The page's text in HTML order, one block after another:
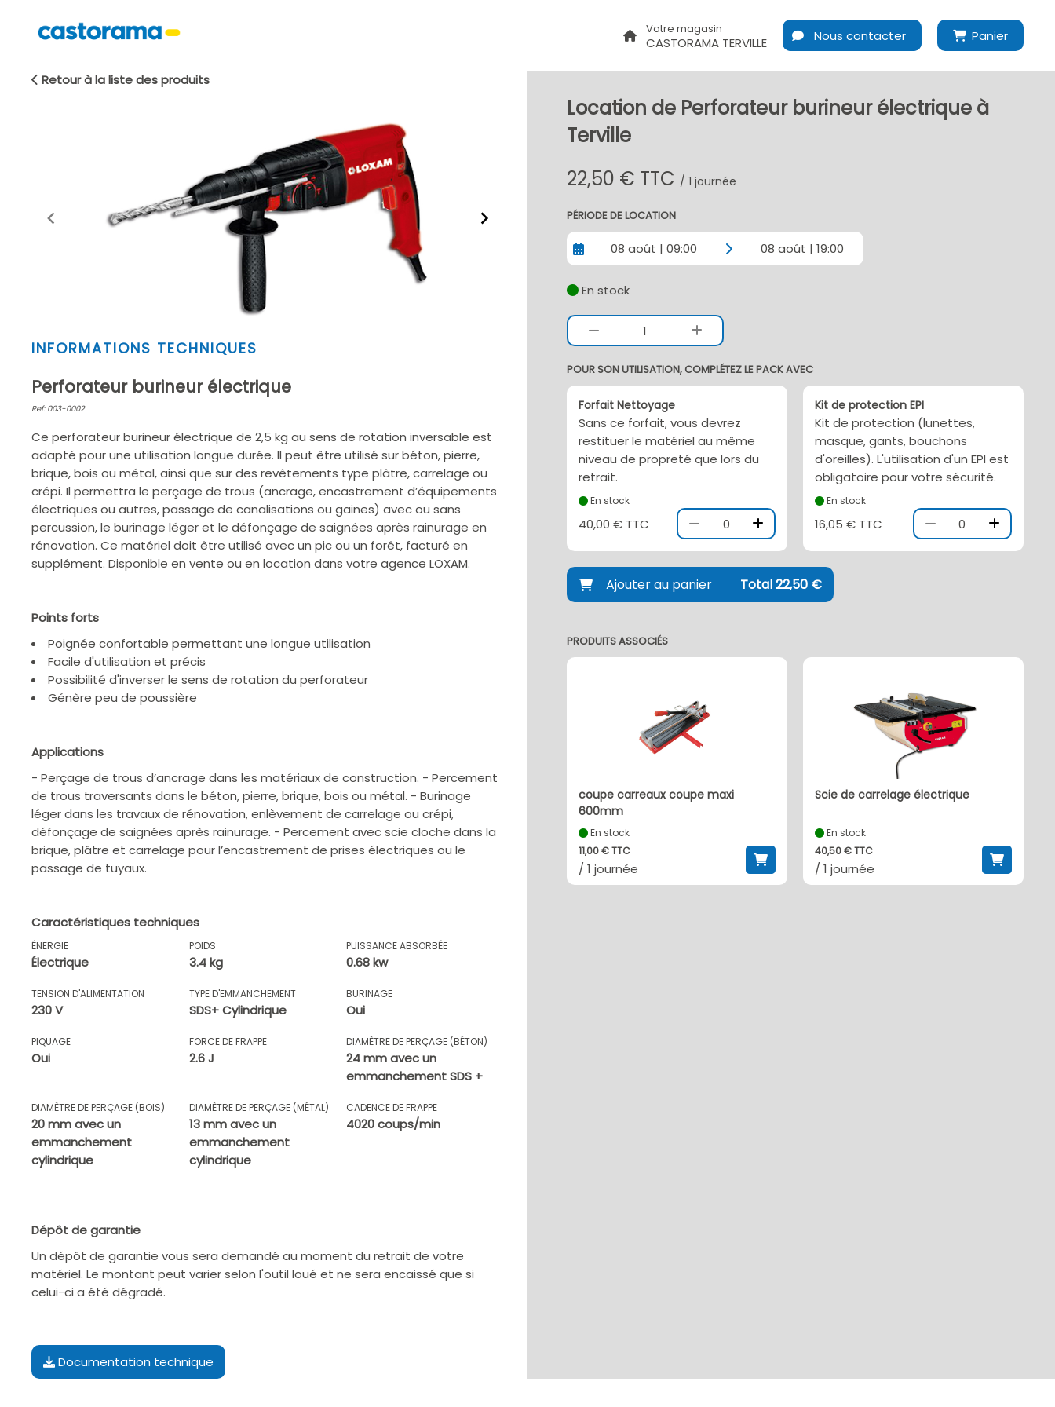
Votre magasin
CASTORAMA TERVILLE Nous contacter Panier
Retour à la liste des produits
Item
of
2
INFORMATIONS TECHNIQUES
Perforateur burineur électrique
Ref: 003-0002
Ce perforateur burineur électrique de 2,5 kg au sens de rotation inversable est
adapté pour une utilisation longue durée. Il peut être utilisé sur béton, pierre,
brique, bois ou métal, ainsi que sur des revêtements type plâtre, carrelage ou
crépi. Il permettra le perçage de trous (ancrage, encastrement d’équipements
électriques ou autres, passage de canalisations ou gaines) avec ou sans
percussion, le burinage léger et le défonçage de saignées après rainurage en
rénovation. Ce matériel doit être utilisé avec un pic ou un forêt, facturé en
supplément. Disponible en vente ou en location dans votre agence LOXAM.
Points forts
Poignée confortable permettant une longue utilisation
Facile d'utilisation et précis
Possibilité d'inverser le sens de rotation du perforateur
Génère peu de poussière
Applications
- Perçage de trous d’ancrage dans les matériaux de construction. - Percement
de trous traversants dans le béton, pierre, brique, bois ou métal. - Burinage
léger dans les travaux de rénovation, enlèvement de carrelage ou crépi,
défonçage de saignées après rainurage. - Percement avec scie cloche dans la
brique, plâtre et carrelage pour l’encastrement de prises électriques ou le
passage de tuyaux.
Caractéristiques techniques
ÉNERGIE
Électrique
POIDS
3.4 kg
PUISSANCE ABSORBÉE
0.68 kw
TENSION D'ALIMENTATION
230 V
TYPE D'EMMANCHEMENT
SDS+ Cylindrique
BURINAGE
Oui
PIQUAGE
Oui
FORCE DE FRAPPE
2.6 J
DIAMÈTRE DE PERÇAGE (BÉTON)
24 mm avec un
emmanchement SDS +
DIAMÈTRE DE PERÇAGE (BOIS)
20 mm avec un
emmanchement
cylindrique
DIAMÈTRE DE PERÇAGE (MÉTAL)
13 mm avec un
emmanchement
cylindrique
CADENCE DE FRAPPE
4020 coups/min
Dépôt de garantie
Un dépôt de garantie vous sera demandé au moment du retrait de votre
matériel. Le montant peut varier selon l'outil loué et ne sera encaissé que si
celui-ci a été dégradé.
Documentation technique
Location de Perforateur burineur électrique à
Terville
22,50 € TTC / 1 journée
PÉRIODE DE LOCATION
08 août | 09:00 08 août | 19:00
En stock
1
POUR SON UTILISATION, COMPLÉTEZ LE PACK AVEC
Forfait Nettoyage
Sans ce forfait, vous devrez
restituer le matériel au même
niveau de propreté que lors du
retrait.
En stock
40,00 € TTC 0
Kit de protection EPI
Kit de protection (lunettes,
masque, gants, bouchons
d'oreilles). L'utilisation d'un EPI est
obligatoire pour votre sécurité.
En stock
16,05 € TTC 0
Ajouter au panier Total 22,50 €
PRODUITS ASSOCIÉS
coupe carreaux coupe maxi
600mm
En stock
11,00 € TTC
/ 1 journée
Scie de carrelage électrique
En stock
40,50 € TTC
/ 1 journée